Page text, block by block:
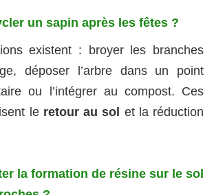
un sapin après les fêtes ?
existent : broyer les branches
déposer l’arbre dans un point
ou l’intégrer au compost. Ces
le retour au sol et la réduction
la formation de résine sur le sol